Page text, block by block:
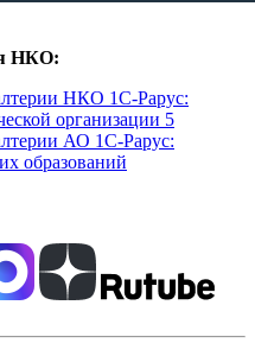
НКО:
НКО 1С-Рарус:
организации 5
АО 1С-Рарус:
образований